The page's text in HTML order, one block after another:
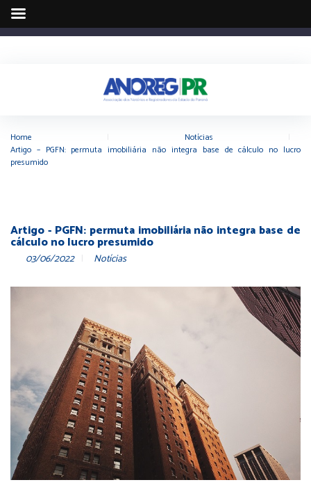
Home Notícias
Artigo – PGFN: permuta imobiliária não integra base de cálculo no lucro
presumido
Artigo - PGFN: permuta imobiliária não integra base de
cálculo no lucro presumido
03/06/2022 Notícias